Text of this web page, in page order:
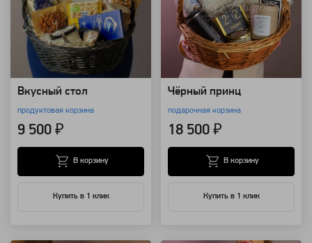
Вкусный стол
продуктовая корзина
9 500 ₽
Купить в 1 клик
В корзину
Чёрный принц
подарочная корзина
18 500 ₽
Купить в 1 клик
В корзину